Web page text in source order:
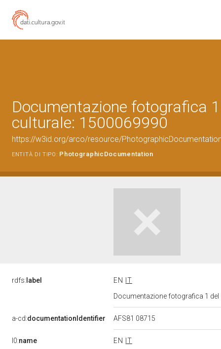
Documentazione fotografica
culturale: 1500069990
https://w3id.org/arco/resource/
ENTITÀ DI TIPO: PhotographicDocumentation
rdfs: label EN
IT
Documentazione fotografica 1
a-cd:documentationIdentifier AFS81 08715
l0:name EN
IT